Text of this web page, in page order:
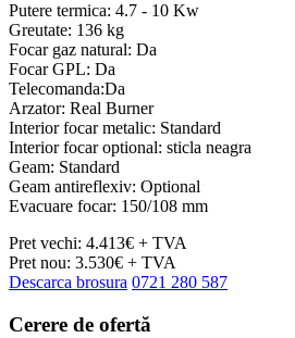
Putere termica: 4.7 - 10 Kw
Greutate: 136 kg
Focar gaz natural: Da
Focar GPL: Da
Telecomanda:Da
Arzator: Real Burner
Interior focar metalic: Standard
Interior focar optional: sticla neagra
Geam: Standard
Geam antireflexiv: Optional
Evacuare focar: 150/108 mm
Pret vechi: 4.413€ + TVA
Pret nou: 3.530€ + TVA
Descarca brosura 0721 280 587
Cerere de ofertă